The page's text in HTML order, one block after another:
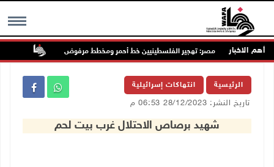
MENU أهم الاخبار مصر: تهجير الفلسطينيين خط أحمر ومخطط مرفوض
الرئيسية انتهاكات إسرائيلية
تاريخ النشر: 28/12/2023 06:53 م
شهيد برصاص الاحتلال غرب بيت لحم